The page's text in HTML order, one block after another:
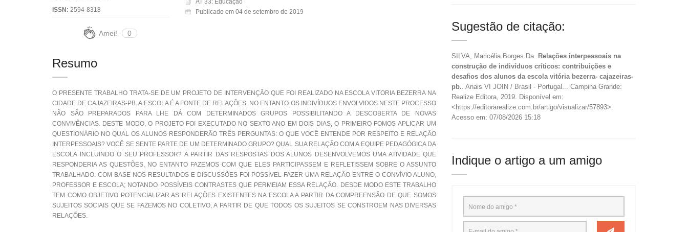
ISSN: 2594-8318
Amei! 0
AT 33: Educação
Publicado em 04 de setembro de 2019
Resumo
O PRESENTE TRABALHO TRATA-SE DE UM PROJETO DE INTERVENÇÃO QUE FOI REALIZADO NA ESCOLA VITORIA BEZERRA NA
CIDADE DE CAJAZEIRAS-PB. A ESCOLA É A FONTE DE RELAÇÕES, NO ENTANTO OS INDIVÍDUOS ENVOLVIDOS NESTE PROCESSO
NÃO SÃO PREPARADOS PARA LHE DÁ COM DETERMINADOS GRUPOS POSSIBILITANDO A DESCOBERTA DE NOVAS
CONVIVÊNCIAS. DESTE MODO, O PROJETO FOI EXECUTADO NO SEXTO ANO EM DOIS DIAS, O PRIMEIRO FOMOS APLICAR UM
QUESTIONÁRIO NO QUAL OS ALUNOS RESPONDERÃO TRÊS PERGUNTAS: O QUE VOCÊ ENTENDE POR RESPEITO E RELAÇÃO
INTERPESSOAIS? VOCÊ SE SENTE PARTE DE UM DETERMINADO GRUPO? QUAL SUA RELAÇÃO COM A EQUIPE PEDAGÓGICA DA
ESCOLA INCLUINDO O SEU PROFESSOR? A PARTIR DAS RESPOSTAS DOS ALUNOS DESENVOLVEMOS UMA ATIVIDADE QUE
RESPONDERIA AS QUESTÕES, NO ENTANTO FAZEMOS COM QUE ELES PARTICIPASSEM E REFLETISSEM SOBRE O ASSUNTO
TRABALHADO. COM BASE NOS RESULTADOS E DISCUSSÕES FOI POSSÍVEL FAZER UMA RELAÇÃO ENTRE O CONVÍVIO ALUNO,
PROFESSOR E ESCOLA; NOTANDO POSSÍVEIS CONTRASTES QUE PERMEIAM ESSA RELAÇÃO. DESDE MODO ESTE TRABALHO
TEM COMO OBJETIVO POTENCIALIZAR AS RELAÇÕES EXISTENTES NA ESCOLA A PARTIR DA COMPREENSÃO DE QUE SOMOS
SUJEITOS SOCIAIS QUE SE FAZEMOS NO COLETIVO, A PARTIR DE QUE TODOS OS SUJEITOS SE CONSTROEM NAS DIVERSAS
RELAÇÕES.
Sugestão de citação:
SILVA, Maricélia Borges Da. Relações interpessoais na
construção de indivíduos críticos: contribuições e
desafios dos alunos da escola vitória bezerra- cajazeiras-
pb.. Anais VI JOIN / Brasil - Portugal... Campina Grande:
Realize Editora, 2019. Disponível em:
<https://editorarealize.com.br/artigo/visualizar/57893>.
Acesso em: 07/08/2026 15:18
Indique o artigo a um amigo